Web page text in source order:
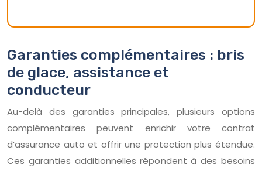
Garanties complémentaires : bris
de glace, assistance et
conducteur
Au-delà des garanties principales, plusieurs options
complémentaires peuvent enrichir votre contrat
d’assurance auto et offrir une protection plus étendue.
Ces garanties additionnelles répondent à des besoins